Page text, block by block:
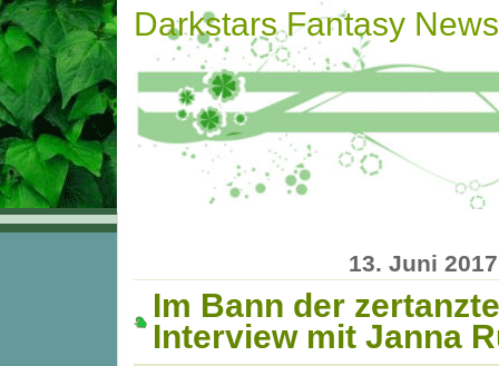
Darkstars Fantasy News
13. Juni 2017
Im Bann der
Interview mit Janna